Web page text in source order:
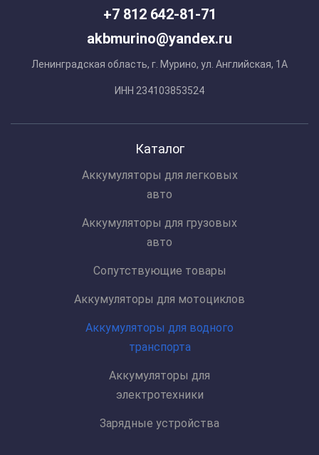
+7 812 642-81-71
akbmurino@yandex.ru
Ленинградская область, г. Мурино, ул. Английская, 1А
ИНН 234103853524
Каталог
Аккумуляторы для легковых
авто
Аккумуляторы для грузовых
авто
Сопутствующие товары
Аккумуляторы для мотоциклов
Аккумуляторы для водного
транспорта
Аккумуляторы для
электротехники
Зарядные устройства